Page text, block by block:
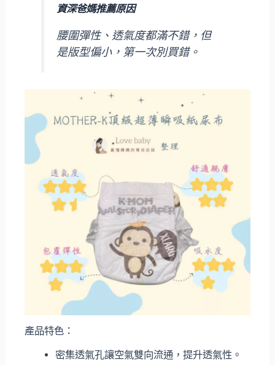
資深爸媽推薦原因
腰圍彈性、透氣度都滿不錯，但
是版型偏小，第一次別買錯。
產品特色：
密集透氣孔讓空氣雙向流通，提升透氣性。